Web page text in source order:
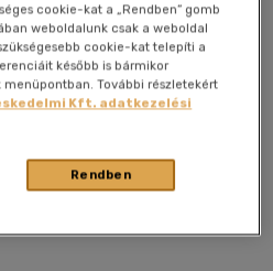
cookie-kat a „Rendben” gomb
weboldalunk csak a weboldal
cookie-kat telepíti a
később is bármikor
További részletekért
Kft. adatkezelési
Rendben